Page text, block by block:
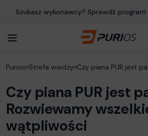
Szukasz wykonawcy? Sprawdź
Purios»Strefa wiedzy»Czy piana PUR jest
Czy piana PUR jest
Rozwiewamy
wątpliwości